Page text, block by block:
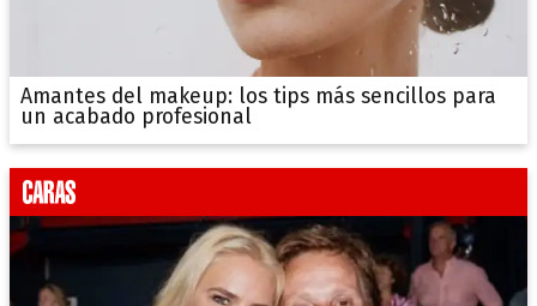
Amantes del makeup: los tips más sencillos para
un acabado profesional